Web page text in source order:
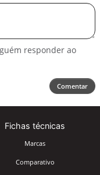
responder ao
Comentar
Fichas técnicas
Marcas
Comparativo